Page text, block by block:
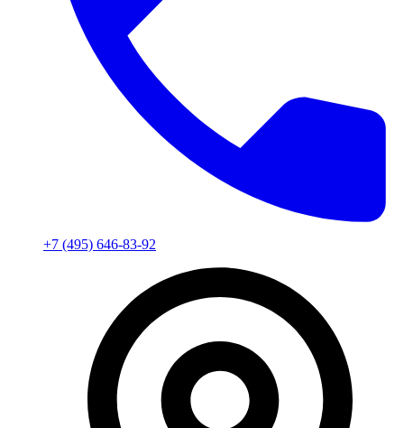
+7 (495) 646-83-92